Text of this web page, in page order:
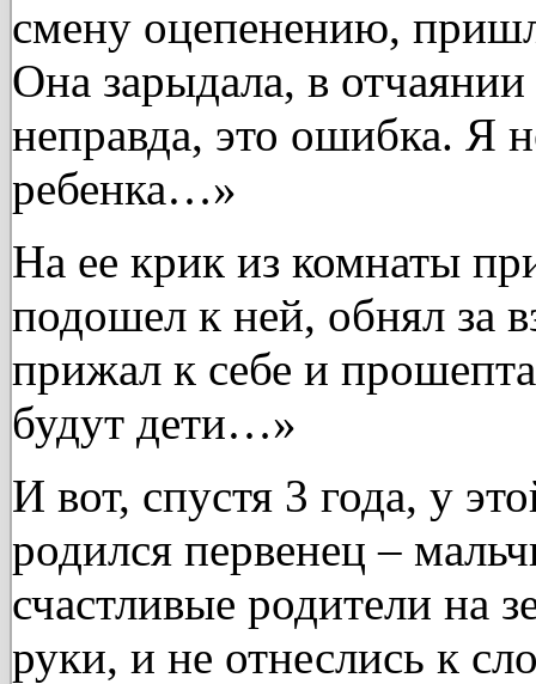
смену оцепенению,
Она зарыдала, в
неправда, это ошибка. Я
ребенка…»
На ее крик из комнаты
подошел к ней, обнял за
прижал к себе и
будут дети…»
И вот, спустя 3 года, у
родился первенец –
счастливые родители на
руки, и не отнеслись к